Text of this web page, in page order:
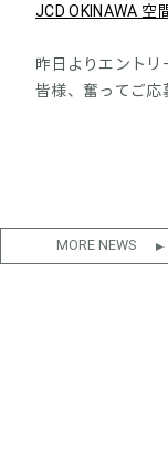
JCD OKINAWA 空
昨日よりエントリ
皆様、奮ってご応
MORE NEWS